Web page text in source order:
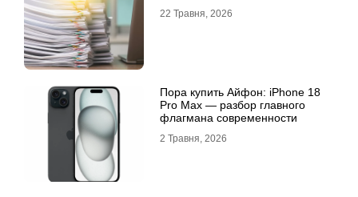
22 Травня, 2026
Пора купить Айфон: iPhone 18
Pro Max — разбор главного
флагмана современности
2 Травня, 2026